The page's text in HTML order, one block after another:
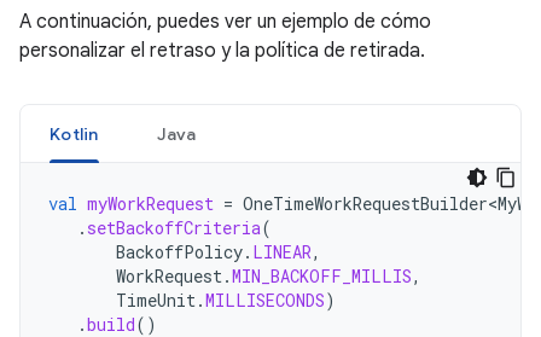
A continuación, puedes ver un ejemplo de cómo
personalizar el retraso y la política de retirada.
Kotlin Java
val myWorkRequest =
. setBackoffCriteria(
BackoffPolicy. LINEAR,
WorkRequest.MIN_BACKOFF_MILLIS,
TimeUnit.MILLISECONDS)
.build()